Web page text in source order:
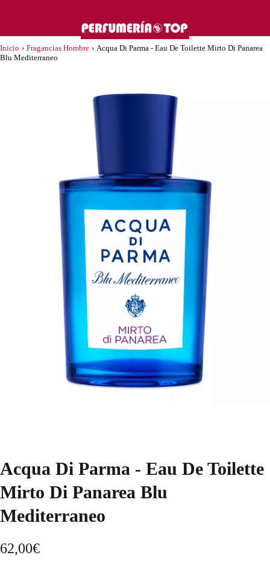
Inicio › Fragancias Hombre › Acqua Di Parma - Eau De Toilette Mirto Di Panarea
Blu Mediterraneo
Acqua Di Parma - Eau De Toilette
Mirto Di Panarea Blu
Mediterraneo
62,00€